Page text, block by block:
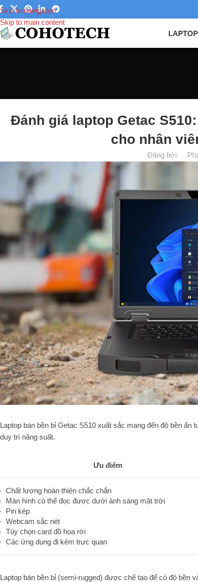
Skip to navigation
Skip to main content
Đánh giá laptop Getac
cho nhân
Đăng bởi
Laptop bán bền bỉ Getac S510 xuất sắc mang đến độ bền
duy trì năng suất.
Ưu điểm
Chất lượng hoàn thiện chắc chắn
Màn hình có thể đọc được dưới ánh sáng mặt trời
Pin kép
Webcam sắc nét
Tùy chọn card đồ họa rời
Các ứng dụng đi kèm trực quan
Laptop bán bền bỉ (semi-rugged) được chế tạo để có độ bền